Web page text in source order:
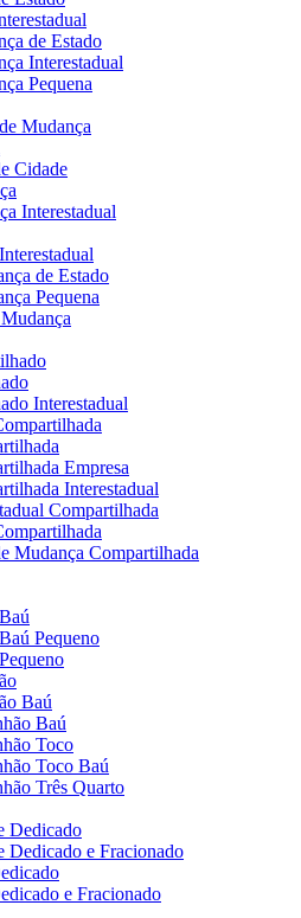
de Estado
Interestadual
Pequena
Mudança
Cidade
Interestadual
de Estado
Pequena
Interestadual
Empresa
Interestadual
Compartilhada
Mudança Compartilhada
Pequeno
Baú
Baú
Toco
Toco Baú
Três Quarto
Dedicado
Dedicado e Fracionado
e Fracionado